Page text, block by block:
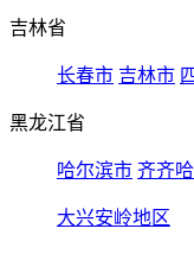
吉林省
长春市 吉林市
黑龙江省
哈尔滨市 齐齐
大兴安岭地区